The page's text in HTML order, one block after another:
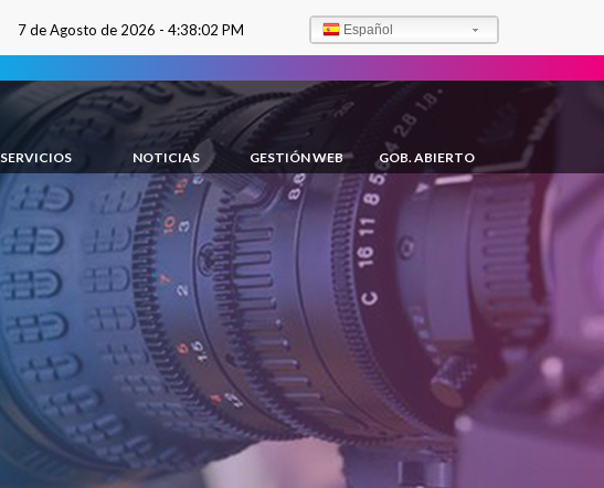
7 de Agosto de 2026 -4:38:02 PM Español
SERVICIOS NOTICIAS GESTIÓN WEB GOB. ABIERTO